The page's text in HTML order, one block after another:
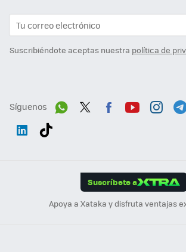
Suscribiéndote aceptas nuestra política de
Síguenos
Suscríbete a
Apoya a Xataka y disfruta ventajas